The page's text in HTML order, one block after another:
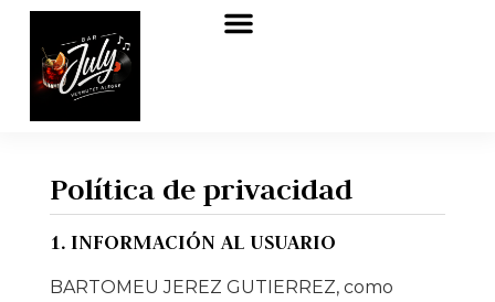
Política de privacidad
1. INFORMACIÓN AL USUARIO
BARTOMEU JEREZ GUTIERREZ, como